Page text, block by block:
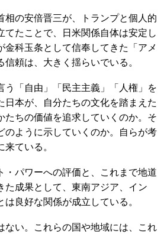
相の安倍晋三が、トランプと個人的
てたことで、日米関係自体は安定し
金科玉条として信奉してきた「アメ
信頼は、大きく揺らいでいる。
う「自由」「民主主義」「人権」を
日本が、自分たちの文化を踏まえた
たちの価値を追求していくのか。そ
のように示していくのか。自らが考
来ている。
・パワーへの評価と、これまで地道
た成果として、東南アジア、イン
は良好な関係が成立している。
ない。これらの国や地域には、これ